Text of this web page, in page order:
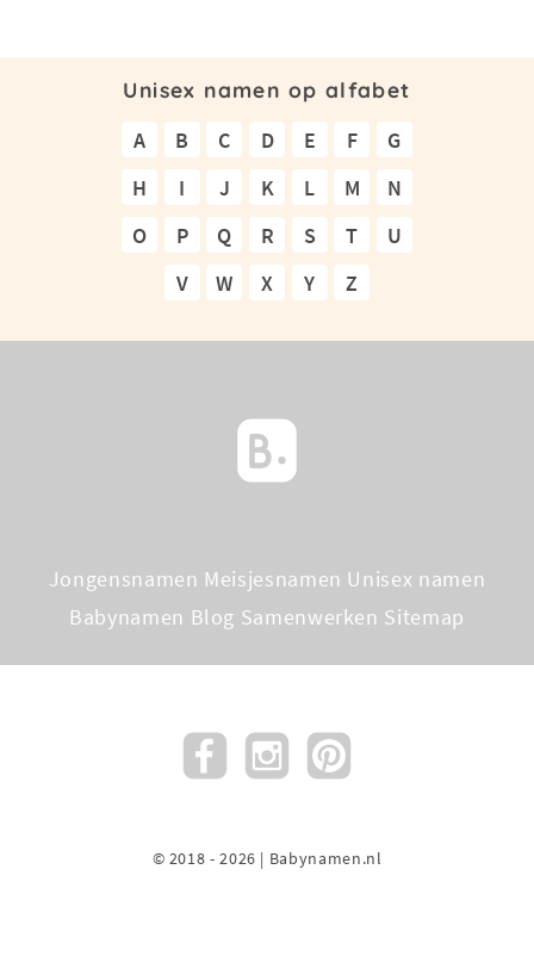
Unisex namen op alfabet
A B C D E F
G
H
I J K L M
N
O
P Q R S T
U
V
W X Y Z
Jongensnamen Meisjesnamen Unisex namen
Babynamen Blog Samenwerken Sitemap
© 2018 - 2026 | Babynamen.nl